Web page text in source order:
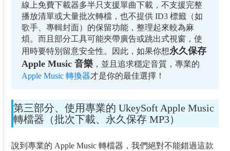
線上免費下載器多半只支援單曲下載，不支援完整
播放清單或大量批次轉檔，也不提供 ID3 標籤（如
歌手、專輯封面）的保留功能，整理起來較為麻
煩。而且部分工具可能夾帶廣告或跳出式視窗，使
用時要特別留意安全性。因此，如果你想永久保存
Apple Music 音樂 ，並且追求穩定音質，專業的
Apple Music 轉換器才是你的最佳選擇！
第三部分、使用專業的 UkeySoft Apple Music
轉檔器（批次下載、永久保存 MP3）
說到專業的 Apple Music 轉檔器，我們絕對不能錯過這款